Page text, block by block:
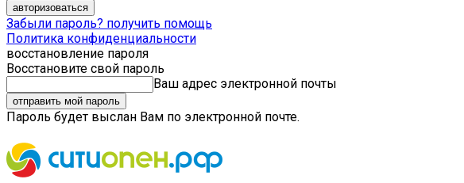
Забыли пароль? получить помощь
Политика конфиденциальности
восстановление пароля
Восстановите свой пароль
Ваш адрес электронной почты
Пароль будет выслан Вам по электронной почте.